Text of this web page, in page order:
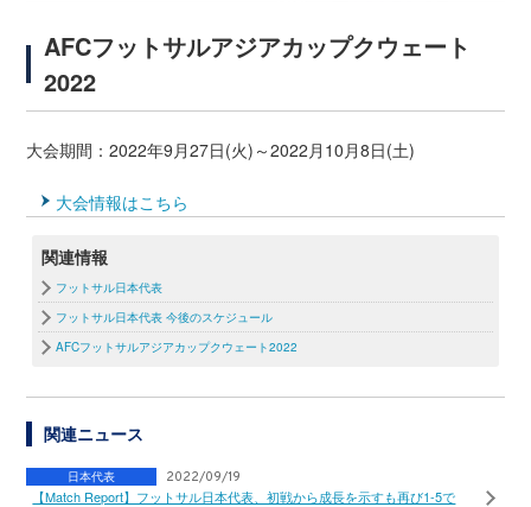
AFCフットサルアジアカップクウェート
2022
大会期間：2022年9月27日(火)～2022月10月8日(土)
大会情報はこちら
関連情報
フットサル日本代表
フットサル日本代表 今後のスケジュール
AFCフットサルアジアカップクウェート2022
関連ニュース
日本代表 2022/09/19
【Match Report】フットサル日本代表、初戦から成長を示すも再び1-5で